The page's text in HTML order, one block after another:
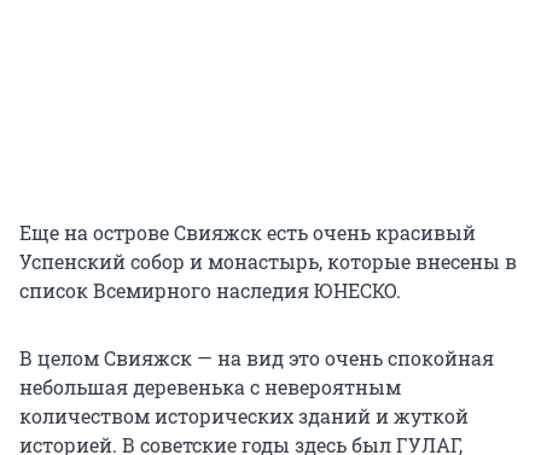
Еще на острове Свияжск есть очень красивый
Успенский собор и монастырь, которые внесены в
список Всемирного наследия ЮНЕСКО.
В целом Свияжск — на вид это очень спокойная
небольшая деревенька с невероятным
количеством исторических зданий и жуткой
историей. В советские годы здесь был ГУЛАГ,